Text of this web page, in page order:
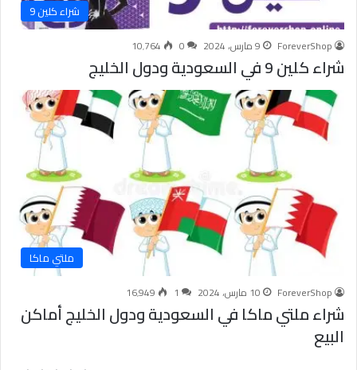
شراء كلين 9
ForeverShop 9 مارس، 2024 0 10٬764
شراء كلين 9 في السعودية ودول الخليج
ملتي ماكا
ForeverShop 10 مارس، 2024 1 16٬949
شراء ملتي ماكا في السعودية ودول الخليج أماكن
البيع